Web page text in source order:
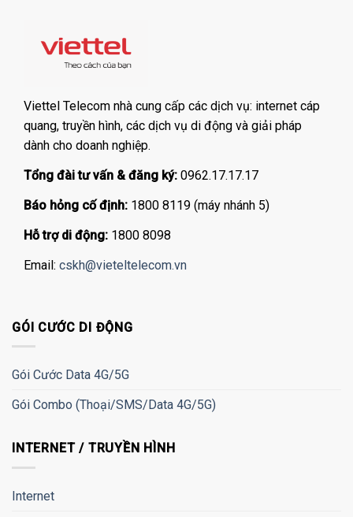
Viettel Telecom nhà cung cấp các dịch vụ: internet cáp
quang, truyền hình, các dịch vụ di động và giải pháp
dành cho doanh nghiệp.
Tổng đài tư vấn & đăng ký: 0962.17.17.17
Báo hỏng cố định: 1800 8119 (máy nhánh 5)
Hỗ trợ di động: 1800 8098
Email: cskh@vieteltelecom.vn
GÓI CƯỚC DI ĐỘNG
Gói Cước Data 4G/5G
Gói Combo (Thoại/SMS/Data 4G/5G)
INTERNET / TRUYỀN HÌNH
Internet